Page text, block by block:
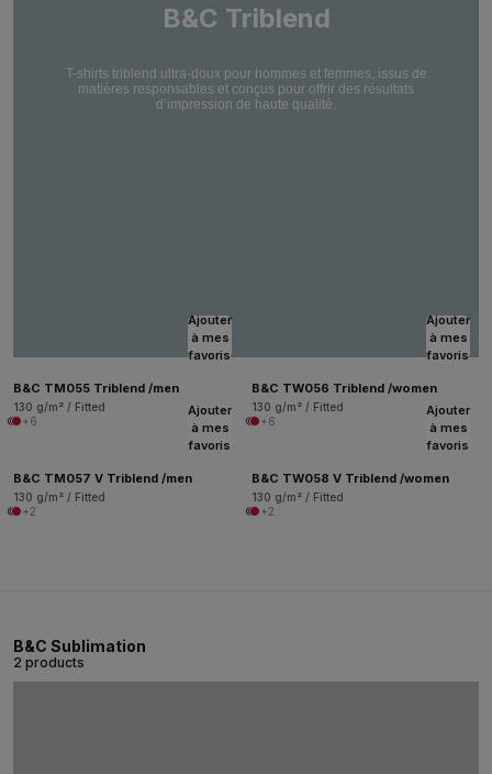
B&C Triblend
T-shirts triblend ultra-doux pour hommes et femmes, issus de
matières responsables et conçus pour offrir des résultats
d’impression de haute qualité.
Ajouter
à mes
favoris
B&C TM055 Triblend /men
130 g/m² / Fitted
+6
Ajouter
à mes
favoris
B&C TW056 Triblend /women
130 g/m² / Fitted
+6
Ajouter
à mes
favoris
B&C TM057 V Triblend /men
130 g/m² / Fitted
+2
Ajouter
à mes
favoris
B&C TW058 V Triblend /women
130 g/m² / Fitted
+2
B&C Sublimation
2 products